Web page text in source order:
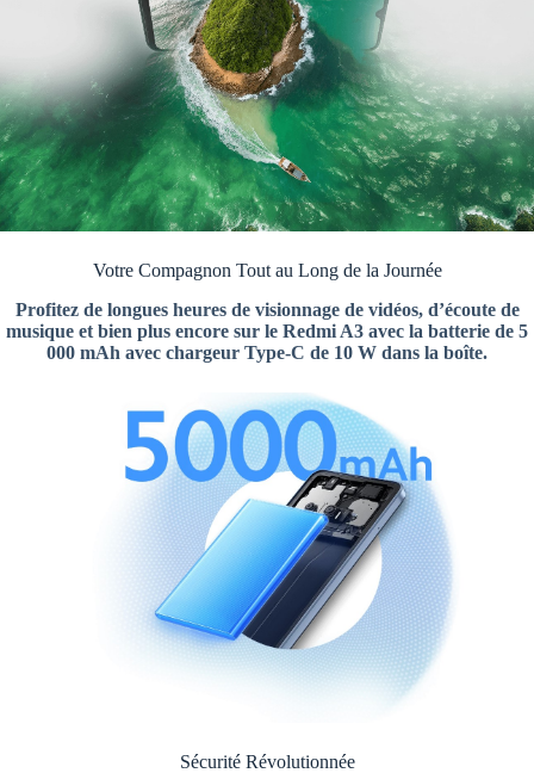
Votre Compagnon Tout au Long de la Journée
Profitez de longues heures de visionnage de vidéos, d’écoute de
musique et bien plus encore sur le Redmi A3 avec la batterie de 5
000 mAh avec chargeur Type-C de 10 W dans la boîte.
Sécurité Révolutionnée